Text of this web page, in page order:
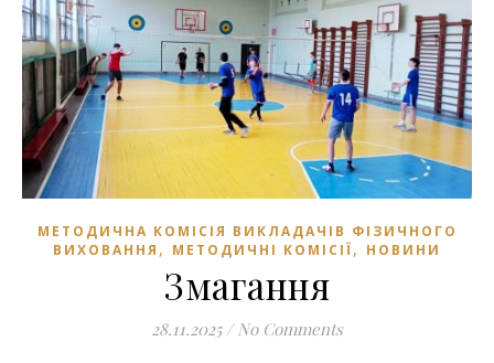
МЕТОДИЧНА КОМІСІЯ ВИКЛАДАЧІВ ФІЗИЧНОГО
ВИХОВАННЯ , МЕТОДИЧНІ КОМІСІЇ, НОВИНИ
Змагання
28.11.2025 / No Comments